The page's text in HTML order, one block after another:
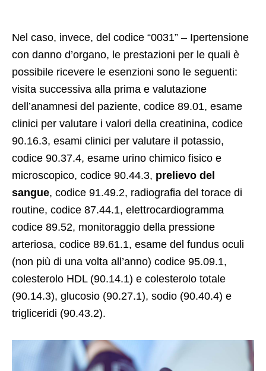
Nel caso, invece, del codice “0031” – Ipertensione
con danno d’organo, le prestazioni per le quali è
possibile ricevere le esenzioni sono le seguenti:
visita successiva alla prima e valutazione
dell’anamnesi del paziente, codice 89.01, esame
clinici per valutare i valori della creatinina, codice
90.16.3, esami clinici per valutare il potassio,
codice 90.37.4, esame urino chimico fisico e
microscopico, codice 90.44.3, prelievo del
sangue, codice 91.49.2, radiografia del torace di
routine, codice 87.44.1, elettrocardiogramma
codice 89.52, monitoraggio della pressione
arteriosa, codice 89.61.1, esame del fundus oculi
(non più di una volta all’anno) codice 95.09.1,
colesterolo HDL (90.14.1) e colesterolo totale
(90.14.3), glucosio (90.27.1), sodio (90.40.4) e
trigliceridi (90.43.2).